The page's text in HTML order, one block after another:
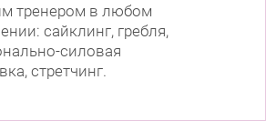
тренером в любом
сайклинг, гребля,
силовая
стретчинг.